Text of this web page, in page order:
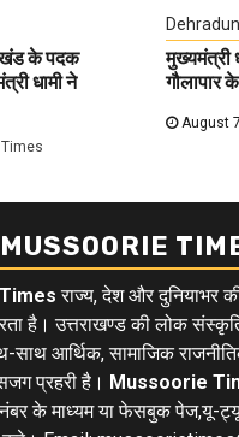
के पदक
धामी ने
Dehradun
मुख्यमंत्री
गौलापार के
August
राज्य, देश और दुनियाभर
है। उत्तराखण्ड की लोक
आर्थिक, सामाजिक
प्रहरी है। Mussoorie
नंबर के माध्यम या फेसबुक पेज,यू-